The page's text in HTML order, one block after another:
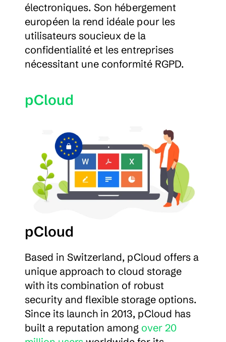
électroniques. Son hébergement
européen la rend idéale pour les
utilisateurs soucieux de la
confidentialité et les entreprises
nécessitant une conformité RGPD.
pCloud
pCloud
Based in Switzerland, pCloud offers a
unique approach to cloud storage
with its combination of robust
security and flexible storage options.
Since its launch in 2013, pCloud has
built a reputation among over 20